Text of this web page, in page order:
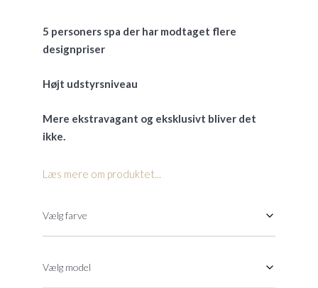
5 personers spa der har modtaget flere
designpriser
Højt udstyrsniveau
Mere ekstravagant og eksklusivt bliver det
ikke.
Læs mere om produktet...